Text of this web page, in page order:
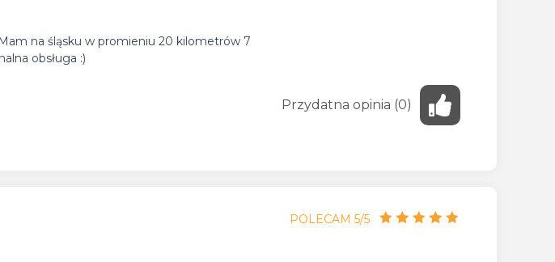
na śląsku w promieniu 20 kilometrów 7
obsługa :)
Przydatna opinia (0)
POLECAM 5/5